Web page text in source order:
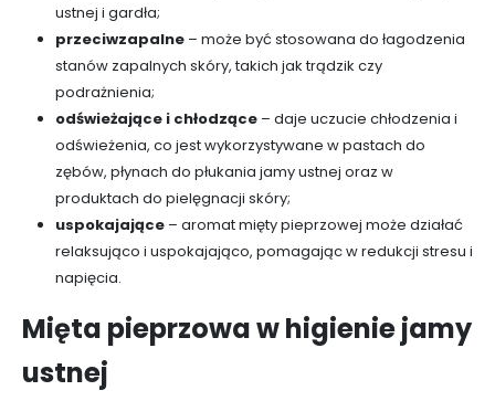
ustnej i gardła;
przeciwzapalne– może być stosowana do łagodzenia
stanów zapalnych skóry, takich jak trądzik czy
podrażnienia;
odświeżające i chłodzące– daje uczucie chłodzenia i
odświeżenia, co jest wykorzystywane w pastach do
zębów, płynach do płukania jamy ustnej oraz w
produktach do pielęgnacji skóry;
uspokajające– aromat mięty pieprzowej może działać
relaksująco i uspokajająco, pomagając w redukcji stresu i
napięcia.
Mięta pieprzowa w higienie jamy
ustnej